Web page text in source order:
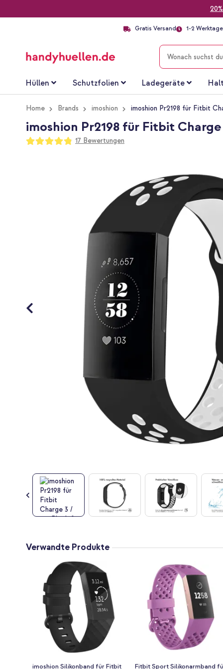
Gratis Versand 1-2
SUCHE
Hüllen Schutzfolien Ladegeräte
Home Brands imoshion imoshion Pr2198 für Fitbit
imoshion Pr2198 für Fitbit
Bewertung:
96
100
17 Bewertungen
Anfang
der
Verwandte Produkte
imoshion Silikonband für Fitbit
Fitbit Sport Silikonarmband